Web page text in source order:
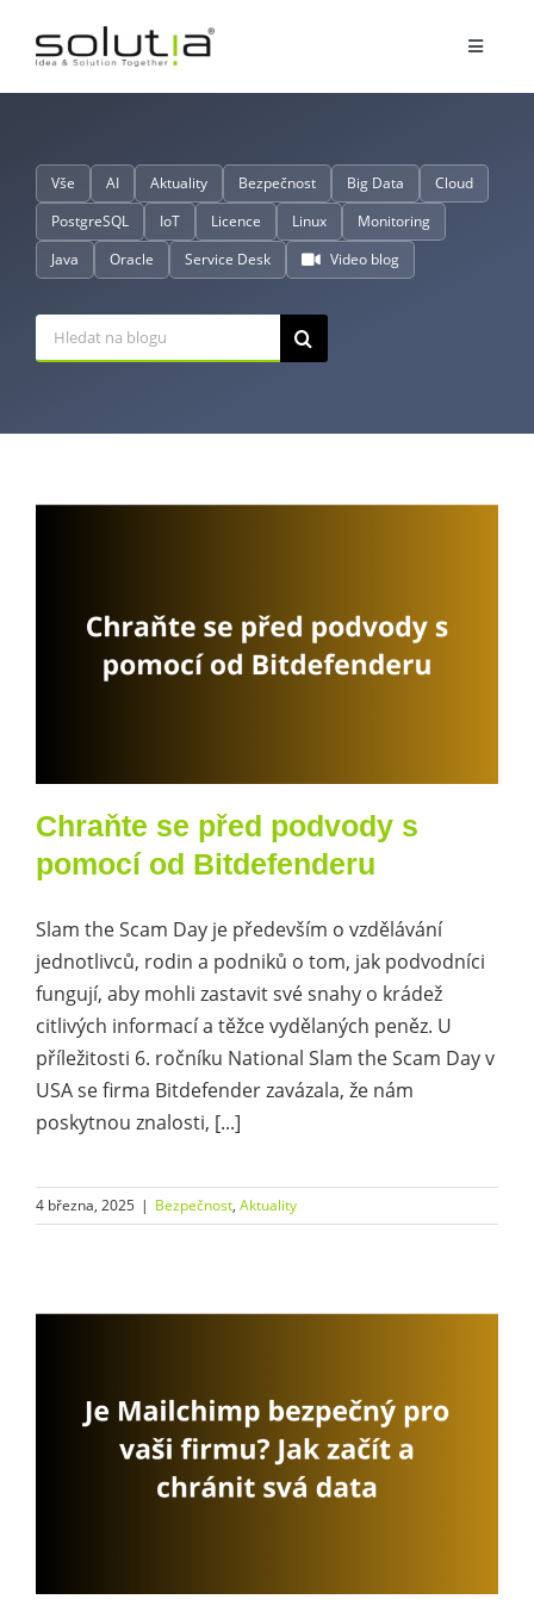
Toggle
Partnerství
O nás
Reference
Vše AI Aktuality Bezpečnost Big Data
Cloud
PostgreSQL
IoT Licence Linux
Monitoring
Java
Oracle Service Desk Video blog
Hledat:
Chraňte se před podvody s
pomocí od Bitdefenderu
Slam the Scam Day je především o vzdělávání
jednotlivců, rodin a podniků o tom, jak podvodníci
fungují, aby mohli zastavit své snahy o krádež
citlivých informací a těžce vydělaných peněz. U
příležitosti 6. ročníku National Slam the Scam Day v
USA se firma Bitdefender zavázala, že nám
poskytnou znalosti, [...]
4 března, 2025 | Bezpečnost, Aktuality